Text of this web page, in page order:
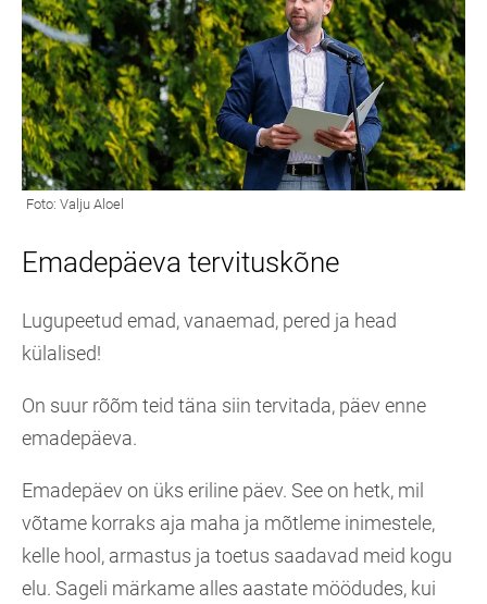
Emadepäeva tervituskõne
Lugupeetud emad, vanaemad, pered ja head
külalised!
On suur rõõm teid täna siin tervitada, päev enne
emadepäeva.
Emadepäev on üks eriline päev. See on hetk, mil
võtame korraks aja maha ja mõtleme inimestele,
kelle hool, armastus ja toetus saadavad meid kogu
elu. Sageli märkame alles aastate möödudes, kui